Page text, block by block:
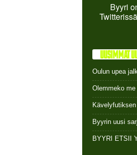
Byyri
UUSIMMAT
Oulun upea
Olemmeko
Byyrin uusi
BYYRI ETSII